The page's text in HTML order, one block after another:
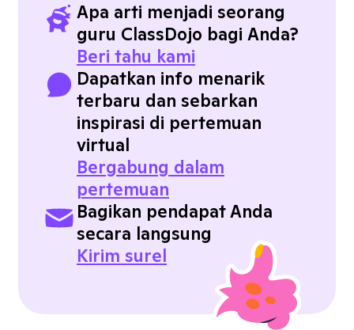
Apa arti menjadi seorang
guru ClassDojo bagi Anda?
Beri tahu kami
Dapatkan info menarik
terbaru dan sebarkan
inspirasi di pertemuan
virtual
Bergabung dalam
pertemuan
Bagikan pendapat Anda
secara langsung
Kirim surel